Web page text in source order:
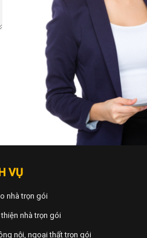
VỤ
nhà trọn gói
nhà trọn gói
nội, ngoại thất trọn gói